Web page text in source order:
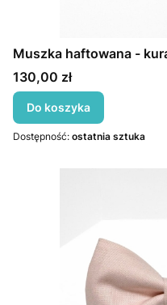
Muszka haftowana -
Cena
130,00 zł
Do koszyka
Dostępność: ostatnia sztuka